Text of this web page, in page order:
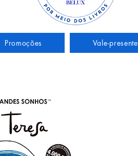
Promoções Vale-presente